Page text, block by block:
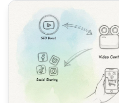
Ako môže videoobsah